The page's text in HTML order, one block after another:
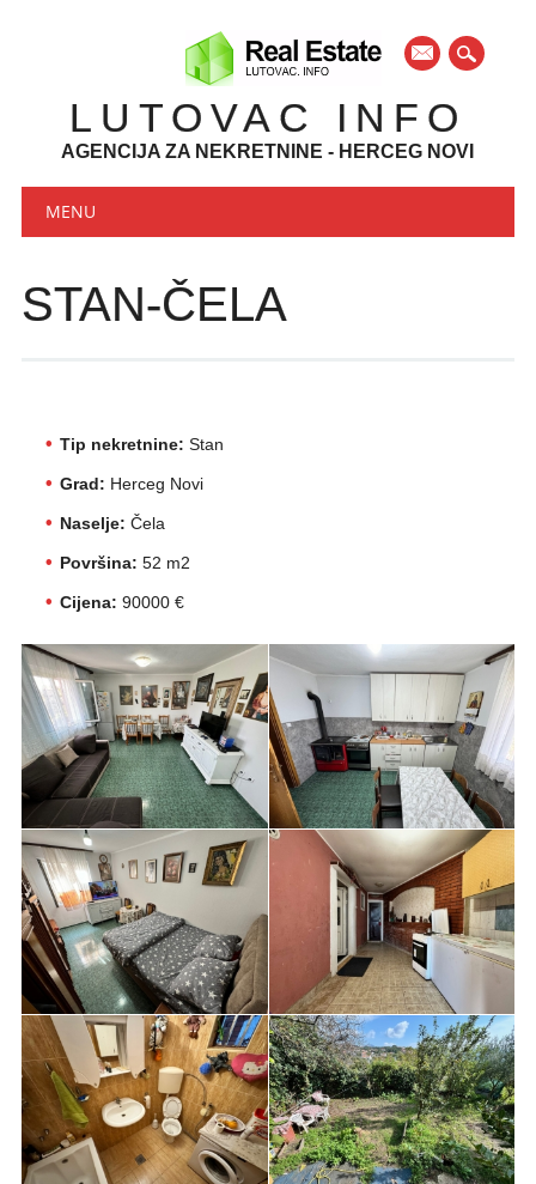
mail
LUTOVAC INFO
AGENCIJA ZA NEKRETNINE - HERCEG NOVI
Main menu
MENU
STAN-ČELA
Tip nekretnine: Stan
Grad: Herceg Novi
Naselje: Čela
Površina: 52 m2
Cijena: 90000 €